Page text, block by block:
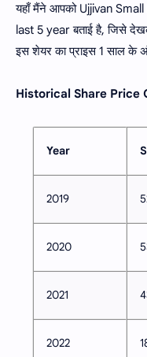
यहाँ मैंने आपको Ujjivan
last 5 year बताई है, जिसे
इस शेयर का प्राइस 1 साल के
Historical Share Price
Year
2019
2020
2021
2022